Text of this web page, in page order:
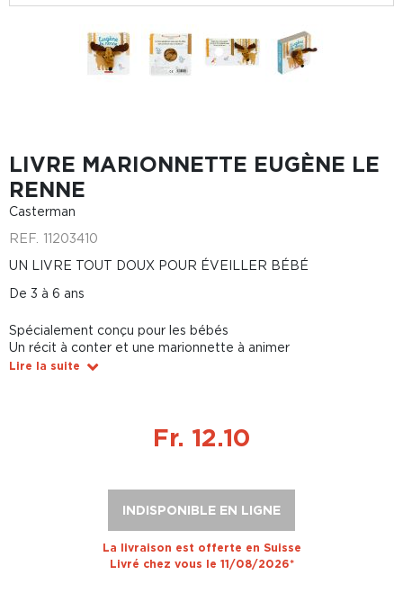
LIVRE MARIONNETTE EUGÈNE LE
RENNE
Casterman
REF. 11203410
UN LIVRE TOUT DOUX POUR ÉVEILLER BÉBÉ
De 3 à 6 ans
Spécialement conçu pour les bébés
Un récit à conter et une marionnette à animer
Lire la suite
Fr. 12.10
INDISPONIBLE EN LIGNE
La livraison est offerte en Suisse
Livré chez vous le 11/08/2026*